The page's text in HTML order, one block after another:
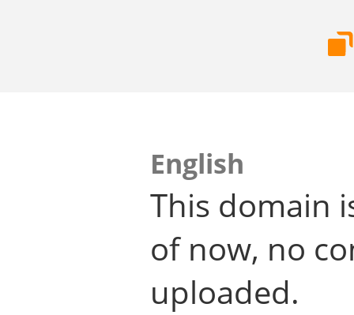
English
This domain
of now, no
uploaded.